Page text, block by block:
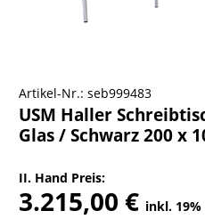
Artikel-Nr.: seb999483
USM Haller
Glas / Schwarz 200 x
II. Hand Preis:
3.215,00 € inkl.